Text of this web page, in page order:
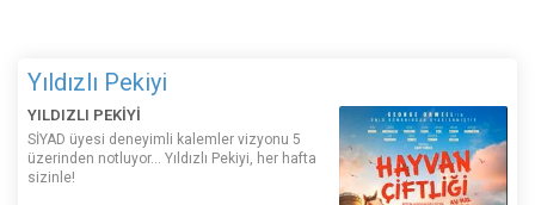
Yıldızlı Pekiyi
YILDIZLI PEKİYİ
SİYAD üyesi deneyimli kalemler vizyonu 5
üzerinden notluyor... Yıldızlı Pekiyi, her hafta
sizinle!